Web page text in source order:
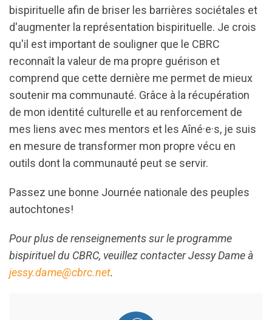
bispirituelle afin de briser les barrières sociétales et
d'augmenter la représentation bispirituelle. Je crois
qu'il est important de souligner que le CBRC
reconnaît la valeur de ma propre guérison et
comprend que cette dernière me permet de mieux
soutenir ma communauté. Grâce à la récupération
de mon identité culturelle et au renforcement de
mes liens avec mes mentors et les Aîné·e·s, je suis
en mesure de transformer mon propre vécu en
outils dont la communauté peut se servir.
Passez une bonne Journée nationale des peuples
autochtones!
Pour plus de renseignements sur le programme
bispirituel du CBRC, veuillez contacter Jessy Dame à
jessy.dame@cbrc.net.